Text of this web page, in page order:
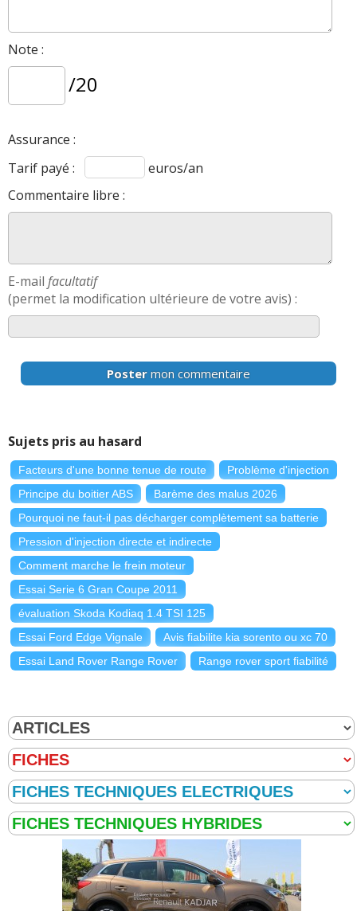
Note :
/20
Assurance :
Tarif payé :
euros/an
Commentaire libre :
E-mail facultatif
(permet la modification ultérieure de votre avis) :
Poster mon commentaire
Sujets pris au hasard
Facteurs d'une bonne tenue de route
Problème d'injection
Principe du boitier ABS
Barème des malus 2026
Pourquoi ne faut-il pas décharger complètement sa batterie
Pression d'injection directe et indirecte
Comment marche le frein moteur
Essai Serie 6 Gran Coupe 2011
évaluation Skoda Kodiaq 1.4 TSI 125
Essai Ford Edge Vignale
Avis fiabilite kia sorento ou xc 70
Essai Land Rover Range Rover
Range rover sport fiabilité